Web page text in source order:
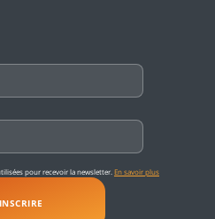
pour recevoir la newsletter.En savoir plus